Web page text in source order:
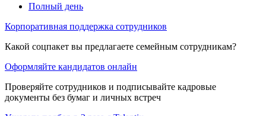
Полный день
Корпоративная поддержка сотрудников
Какой соцпакет вы предлагаете семейным сотрудникам?
Оформляйте кандидатов онлайн
Проверяйте сотрудников и подписывайте кадровые
документы без бумаг и личных встреч